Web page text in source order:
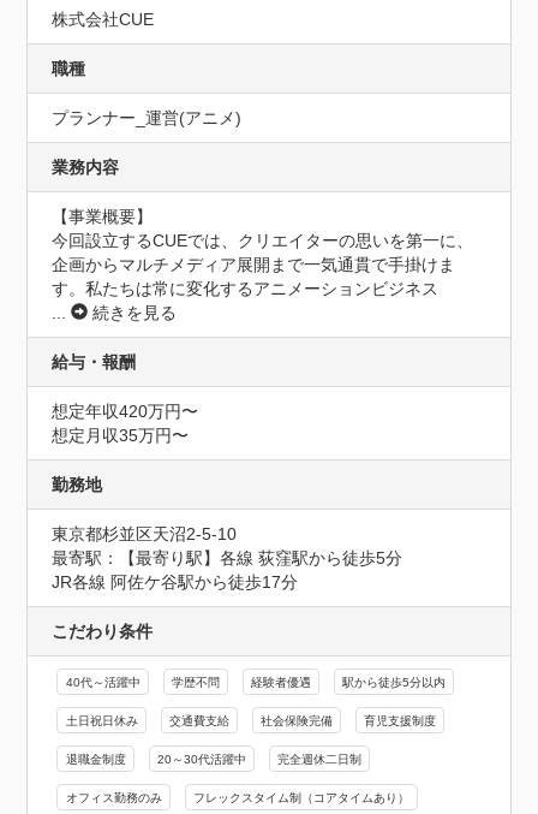
株式会社CUE
職種
プランナー_運営(アニメ)
業務内容
【事業概要】
今回設立するCUEでは、クリエイターの思いを第一に、
企画からマルチメディア展開まで一気通貫で手掛けま
す。私たちは常に変化するアニメーションビジネス
...
続きを見る
給与・報酬
想定年収420万円〜
想定月収35万円〜
勤務地
東京都杉並区天沼2-5-10
最寄駅：【最寄り駅】各線 荻窪駅から徒歩5分
JR各線 阿佐ケ谷駅から徒歩17分
こだわり条件
40代～活躍中 学歴不問 経験者優遇 駅から徒歩5分以内
土日祝日休み 交通費支給 社会保険完備 育児支援制度
退職金制度 20～30代活躍中 完全週休二日制
オフィス勤務のみ フレックスタイム制（コアタイムあり）